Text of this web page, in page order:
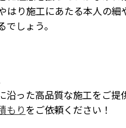
り施工にあたる本人の細
しょう。
った高品質な施工をご提
もりをご依頼ください！